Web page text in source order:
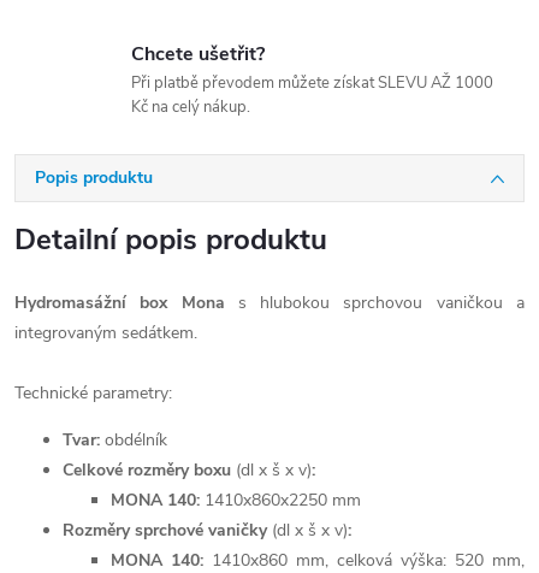
Chcete ušetřit?
Při platbě převodem můžete získat SLEVU AŽ 1000
Kč na celý nákup.
Popis produktu
Detailní popis produktu
Hydromasážní box Mona s hlubokou sprchovou vaničkou a
integrovaným sedátkem.
Technické parametry:
Tvar: obdélník
Celkové rozměry boxu (dl x š x v):
MONA 140: 1410x860x2250 mm
Rozměry sprchové vaničky(dl x š x v):
MONA 140: 1410x860 mm, celková výška: 520 mm,